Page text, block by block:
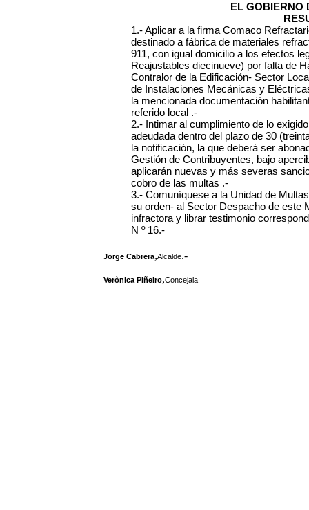
EL GOBIERNO
1.- Aplicar a la firma Comaco
destinado a fábrica de materiales
911, con igual domicilio a los efectos
Reajustables diecinueve) por falta de
Contralor de la Edificación- Sector
de Instalaciones Mecánicas y
la mencionada documentación
referido local .-
2.- Intimar al cumplimiento de lo
adeudada dentro del plazo de 30
la notificación, la que deberá ser
Gestión de Contribuyentes, bajo
aplicarán nuevas y más severas
cobro de las multas .-
3.- Comuníquese a la Unidad de
su orden- al Sector Despacho de este
infractora y librar testimonio
N º 16.-
Jorge Cabrera,Alcalde.-
Verònica Piñeiro,Concejala